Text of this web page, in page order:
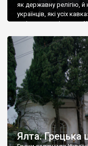
як державну релігію, й
українців, які усіх
є відданими вірянами
Ялта. Грецька